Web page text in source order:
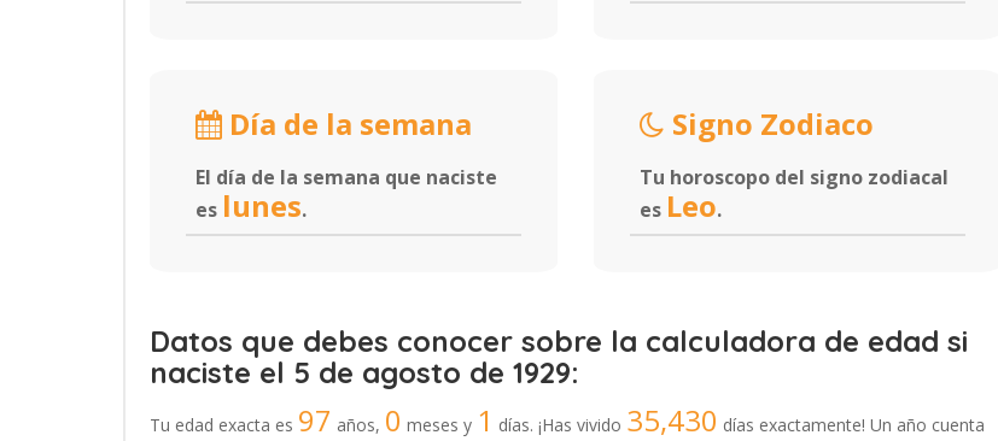
Día de la semana
El día de la semana que naciste
es lunes.
Signo Zodiaco
Tu horoscopo del signo zodiacal
es Leo.
Datos que debes conocer sobre la calculadora de edad si
naciste el 5 de agosto de 1929:
Tu edad exacta es 97 años, 0 meses y 1 días. ¡Has vivido 35,430 días exactamente! Un año cuenta